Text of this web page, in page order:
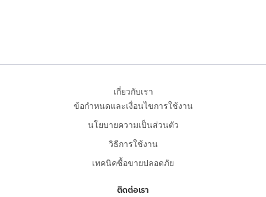
เกี่ยวกับเรา
ข้อกำหนดและเงื่อนไขการใช้งาน
นโยบายความเป็นส่วนตัว
วิธีการใช้งาน
เทคนิคซื้อขายปลอดภัย
ติดต่อเรา